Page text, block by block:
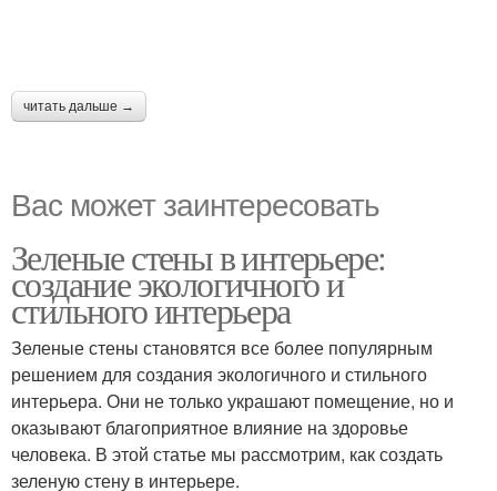
читать дальше →
Вас может заинтересовать
Зеленые стены в интерьере:
создание экологичного и
стильного интерьера
Зеленые стены становятся все более популярным
решением для создания экологичного и стильного
интерьера. Они не только украшают помещение, но и
оказывают благоприятное влияние на здоровье
человека. В этой статье мы рассмотрим, как создать
зеленую стену в интерьере.